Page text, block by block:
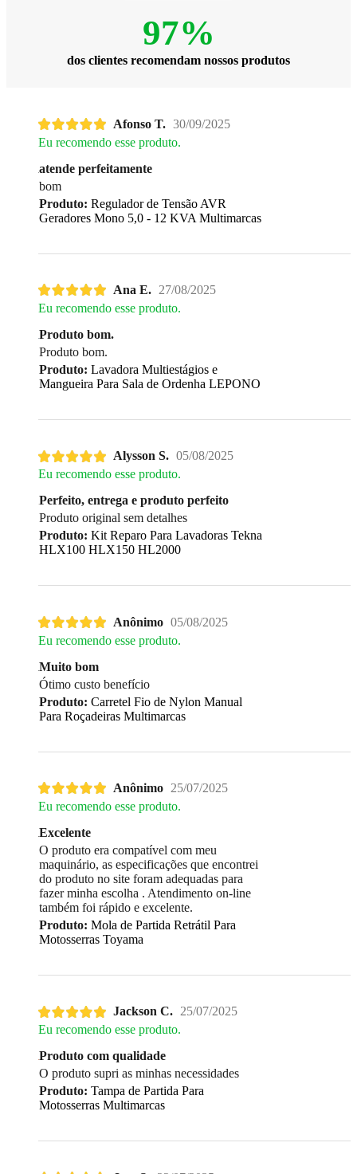
97%
dos clientes recomendam nossos produtos
Afonso T. 30/09/2025
Eu recomendo esse produto.
atende perfeitamente
bom
Produto: Regulador de Tensão AVR
Geradores Mono 5,0 - 12 KVA Multimarcas
Ana E. 27/08/2025
Eu recomendo esse produto.
Produto bom.
Produto bom.
Produto: Lavadora Multiestágios e
Mangueira Para Sala de Ordenha LEPONO
Alysson S. 05/08/2025
Eu recomendo esse produto.
Perfeito, entrega e produto perfeito
Produto original sem detalhes
Produto: Kit Reparo Para Lavadoras Tekna
HLX100 HLX150 HL2000
Anônimo 05/08/2025
Eu recomendo esse produto.
Muito bom
Ótimo custo benefício
Produto: Carretel Fio de Nylon Manual
Para Roçadeiras Multimarcas
Anônimo 25/07/2025
Eu recomendo esse produto.
Excelente
O produto era compatível com meu
maquinário, as especificações que encontrei
do produto no site foram adequadas para
fazer minha escolha . Atendimento on-line
também foi rápido e excelente.
Produto: Mola de Partida Retrátil Para
Motosserras Toyama
Jackson C. 25/07/2025
Eu recomendo esse produto.
Produto com qualidade
O produto supri as minhas necessidades
Produto: Tampa de Partida Para
Motosserras Multimarcas